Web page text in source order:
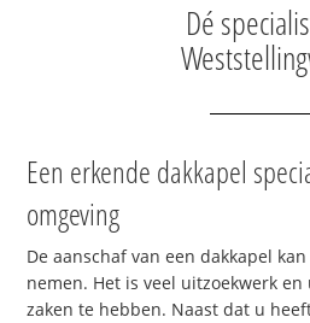
Dé
Een erkende dakkapel
omgeving
De aanschaf van een dakkapel
nemen. Het is veel uitzoekwerk
zaken te hebben. Naast dat u